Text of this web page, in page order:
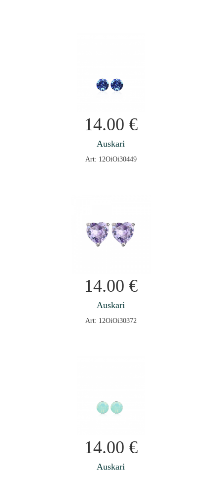
14.00 €
Auskari
Art: 12OiOi30449
14.00 €
Auskari
Art: 12OiOi30372
14.00 €
Auskari